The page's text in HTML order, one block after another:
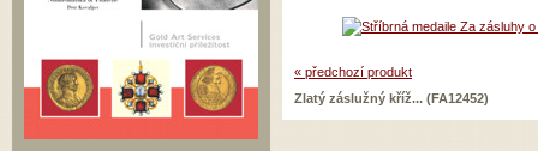
« předchozí produkt
Zlatý záslužný kříž... (FA12452)